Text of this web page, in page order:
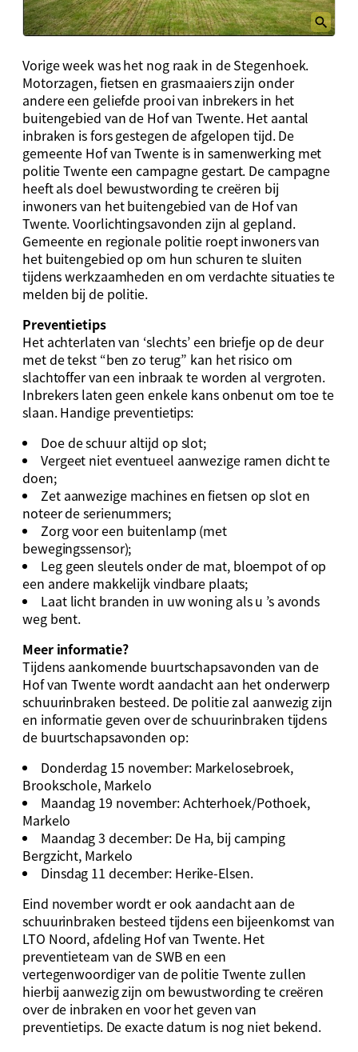
Vorige week was het nog raak in de Stegenhoek.
Motorzagen, fietsen en grasmaaiers zijn onder
andere een geliefde prooi van inbrekers in het
buitengebied van de Hof van Twente. Het aantal
inbraken is fors gestegen de afgelopen tijd. De
gemeente Hof van Twente is in samenwerking met
politie Twente een campagne gestart. De campagne
heeft als doel bewustwording te creëren bij
inwoners van het buitengebied van de Hof van
Twente. Voorlichtingsavonden zijn al gepland.
Gemeente en regionale politie roept inwoners van
het buitengebied op om hun schuren te sluiten
tijdens werkzaamheden en om verdachte situaties te
melden bij de politie.
Preventietips
Het achterlaten van ‘slechts’ een briefje op de deur
met de tekst “ben zo terug” kan het risico om
slachtoffer van een inbraak te worden al vergroten.
Inbrekers laten geen enkele kans onbenut om toe te
slaan. Handige preventietips:
Doe de schuur altijd op slot;
Vergeet niet eventueel aanwezige ramen dicht te
doen;
Zet aanwezige machines en fietsen op slot en
noteer de serienummers;
Zorg voor een buitenlamp (met
bewegingssensor);
Leg geen sleutels onder de mat, bloempot of op
een andere makkelijk vindbare plaats;
Laat licht branden in uw woning als u ’s avonds
weg bent.
Meer informatie?
Tijdens aankomende buurtschapsavonden van de
Hof van Twente wordt aandacht aan het onderwerp
schuurinbraken besteed. De politie zal aanwezig zijn
en informatie geven over de schuurinbraken tijdens
de buurtschapsavonden op:
Donderdag 15 november: Markelosebroek,
Brookschole, Markelo
Maandag 19 november: Achterhoek/Pothoek,
Markelo
Maandag 3 december: De Ha, bij camping
Bergzicht, Markelo
Dinsdag 11 december: Herike-Elsen.
Eind november wordt er ook aandacht aan de
schuurinbraken besteed tijdens een bijeenkomst van
LTO Noord, afdeling Hof van Twente. Het
preventieteam van de SWB en een
vertegenwoordiger van de politie Twente zullen
hierbij aanwezig zijn om bewustwording te creëren
over de inbraken en voor het geven van
preventietips. De exacte datum is nog niet bekend.